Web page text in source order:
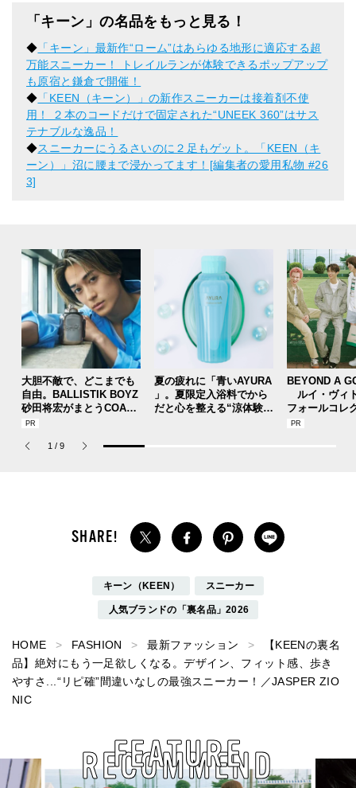
「キーン」の名品をもっと見る！
◆ 「キーン」最新作“ローム”はあらゆる地形に適応する超
万能スニーカー！ トレイルランが体験できるポップアップ
も原宿と鎌倉で開催！
◆ 「KEEN（キーン）」の新作スニーカーは接着剤不使
用！ ２本のコードだけで固定された“UNEEK 360”はサス
テナブルな逸品！
◆スニーカーにうるさいのに２足もゲット。「KEEN（キ
ーン）」沼に腰まで浸かってます！[編集者の愛用私物 #26
3]
大胆不敵で、どこまでも
自由。BALLISTIK BOYZ
砂田将宏がまとうCOACH
の新作フレグランス「コ
パルファム」
夏の疲れに「青いAYURA
」。夏限定入浴料でから
だと心を整える“涼体験”
BEYOND A
ルイ・ヴィ
フォールコレ
描くプレッピ
1 / 9
キーン（KEEN） スニーカー
人気ブランドの「裏名品」2026
HOME FASHION 最新ファッション
【KEENの裏名
品】絶対にもう一足欲しくなる。デザイン、フィット感、歩き
やすさ...“リピ確”間違いなしの最強スニーカー！／JASPER ZIO
NIC
RECOMMEND
FEATURE